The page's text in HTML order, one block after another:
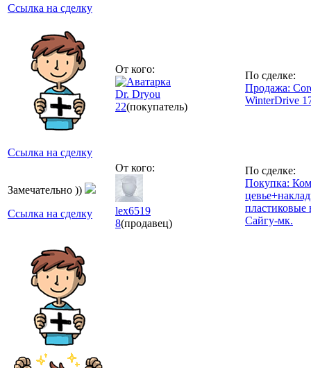
Ссылка на сделку
Ссылка на сделку
От кого:
Dr. Dryou
22(покупатель)
По сделке:
Продажа:
WinterDrive
Замечательно ))
Ссылка на сделку
От кого:
lex6519
8(продавец)
По сделке:
Покупка:
пластиковые
Сайгу-мк.